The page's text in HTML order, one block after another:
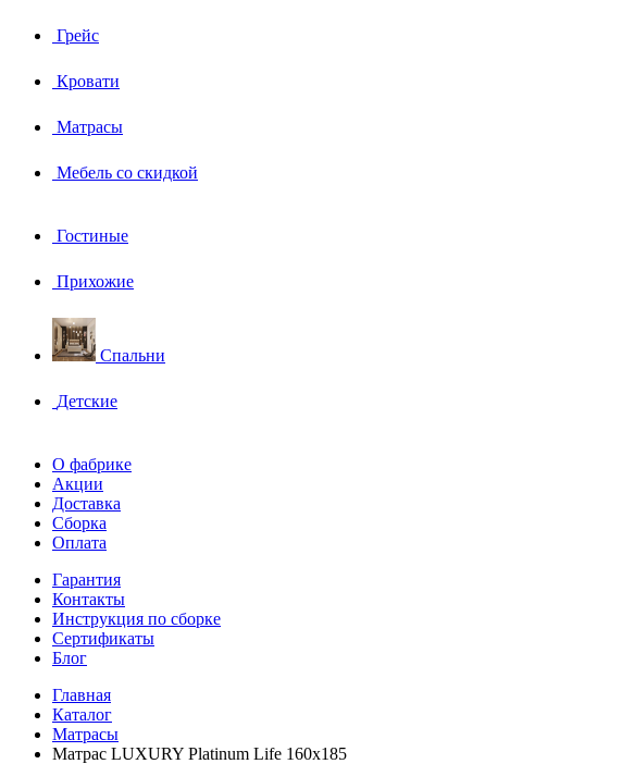
Грейс
Кровати
Матрасы
Мебель со скидкой
Гостиные
Прихожие
Спальни
Детские
О фабрике
Акции
Доставка
Сборка
Оплата
Гарантия
Контакты
Инструкция по сборке
Сертификаты
Блог
Главная
Каталог
Матрасы
Матрас LUXURY Platinum Life 160x185